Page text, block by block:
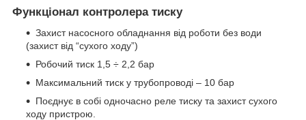
Функціонал контролера тиску
Захист насосного обладнання від роботи без води
(захист від “сухого ходу”)
Робочий тиск 1,5 ÷ 2,2 бар
Максимальний тиск у трубопроводі – 10 бар
Поєднує в собі одночасно реле тиску та захист сухого
ходу пристрою.